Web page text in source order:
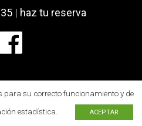
| haz tu reserva
para su correcto funcionamiento y de
estadística. ACEPTAR